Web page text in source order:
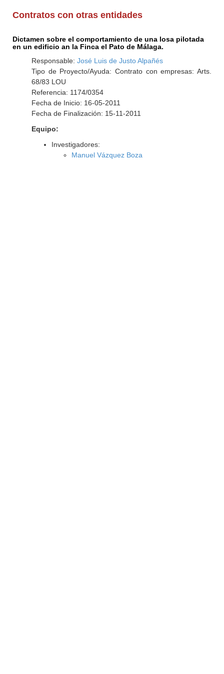
Contratos con otras entidades
Dictamen sobre el comportamiento de una losa pilotada
en un edificio an la Finca el Pato de Málaga.
Responsable: José Luis de Justo Alpañés
Tipo de Proyecto/Ayuda: Contrato con empresas: Arts.
68/83 LOU
Referencia: 1174/0354
Fecha de Inicio: 16-05-2011
Fecha de Finalización: 15-11-2011
Equipo:
Investigadores:
Manuel Vázquez Boza